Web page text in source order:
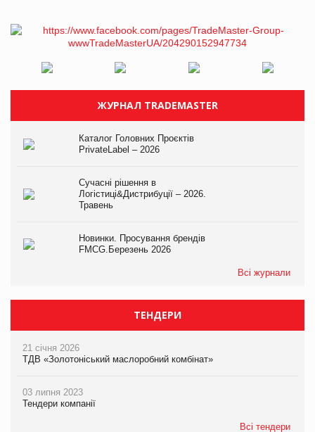
ЖУРНАЛ TRADEMASTER
Каталог Головних Проєктів
PrivateLabel – 2026
Сучасні рішення в
Логістиці&Дистрибуції – 2026.
Травень
Новинки. Просування брендів
FMCG.Березень 2026
Всі журнали
ТЕНДЕРИ
21 січня 2026
ТДВ «Золотоніський маслоробний комбінат»
03 липня 2023
Тендери компанії
Всі тендери